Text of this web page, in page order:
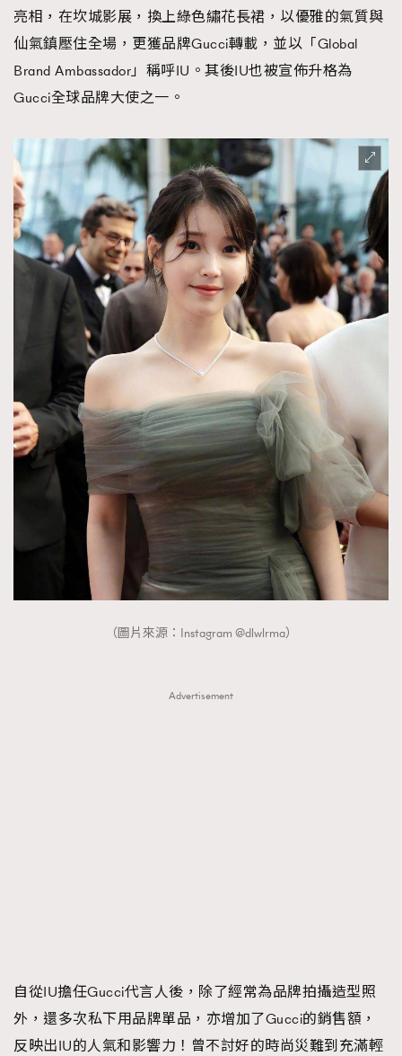
亮相，在坎城影展，換上綠色繡花長裙，以優雅的氣質與
仙氣鎮壓住全場，更獲品牌Gucci轉載，並以「Global
Brand Ambassador」稱呼IU。其後IU也被宣佈升格為
Gucci全球品牌大使之一。
（圖片來源：Instagram @dlwlrma）
Advertisement
自從IU擔任Gucci代言人後，除了經常為品牌拍攝造型照
外，還多次私下用品牌單品，亦增加了Gucci的銷售額，
反映出IU的人氣和影響力！曾不討好的時尚災難到充滿輕